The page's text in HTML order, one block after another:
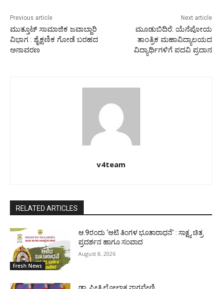
Previous article
ಮುತ್ತೂಟ್ ಸಾಮಾಜಿಕ ಜವಾಬ್ದಾರಿ
ವಿಭಾಗ : ಶೈಕ್ಷಣಿಕ ಗೋಡೆ ಬರಹದ
ಅನಾವರಣ
Next article
ಮೂಡುಬಿದಿರೆ: ಯೆನೆಪೋಯ
ತಾಂತ್ರಿಕ ಮಹಾವಿದ್ಯಾಲಯದ
ವಿದ್ಯಾರ್ಥಿಗಳಿಗೆ ಪದವಿ ಪ್ರದಾನ
v4team
RELATED ARTICLES
Fresh News
ಆ.9ರಂದು ‘ಆಟಿ ತಿಂಗಳ ಭೂತಾರಾಧನೆ’ : ಸಾಕ್ಷ್ಯ ಚಿತ್ರ
ಪ್ರದರ್ಶನ ಹಾಗೂ ಸಂವಾದ
August 8, 2026